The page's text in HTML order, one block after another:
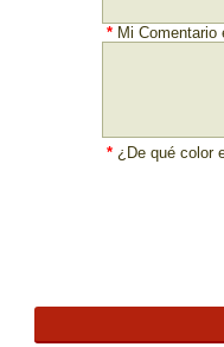
* Mi Comentario
* ¿De qué color